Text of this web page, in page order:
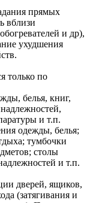
прямых
вблизи
и др),
ухудшения
только по
белья, книг,
и т.п.
одежды, белья;
тумбочки
столы
и т.п.
дверей, ящиков,
(затягивания и